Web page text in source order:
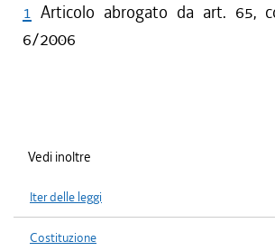
1 Articolo abrogato da art. 65,
6/2006
Vedi inoltre
Iter delle leggi
Costituzione